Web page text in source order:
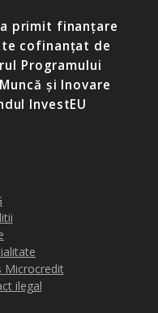
a primit finanțare
cofinanțat de
Programului
și Inovare
InvestEU
Microcredit
ilegal